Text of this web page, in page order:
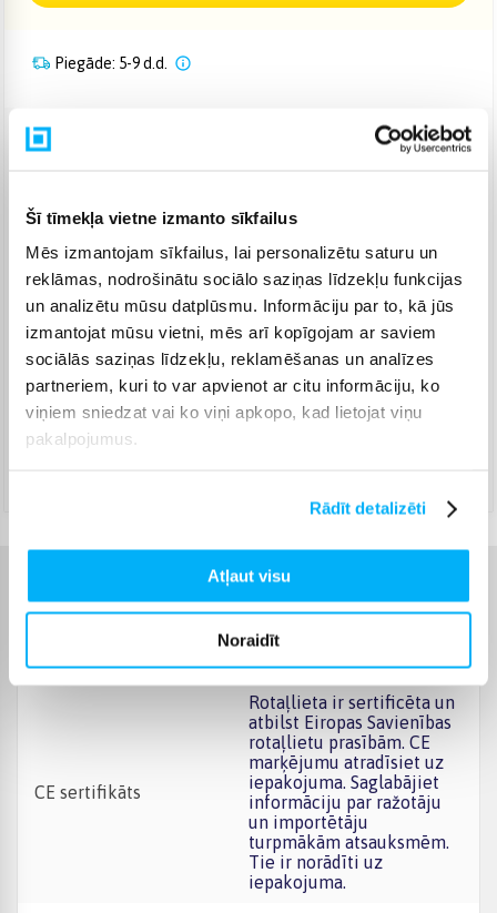
Šī tīmekļa vietne izmanto sīkfailus
Mēs izmantojam sīkfailus, lai personalizētu saturu un
reklāmas, nodrošinātu sociālo saziņas līdzekļu funkcijas
un analizētu mūsu datplūsmu. Informāciju par to, kā jūs
izmantojat mūsu vietni, mēs arī kopīgojam ar saviem
sociālās saziņas līdzekļu, reklamēšanas un analīzes
partneriem, kuri to var apvienot ar citu informāciju, ko
viņiem sniedzat vai ko viņi apkopo, kad lietojat viņu
pakalpojumus.
Rādīt detalizēti
Atļaut visu
Noraidīt
Piegāde: 5-9 d.d.
Venipak Kurjers (4,99 €)
Augusts 14d. - Augusts 20d.
Omniva pakomāts (3,99 € )
Augusts 14d. - Augusts 20d.
Smartposti pakomāts
Augusts 14d. - Augusts 20d.
DPD pakomāts ( 4,99 €
Augusts 14d. - Augusts 20d.
FLUFFIE STUFFIEZ
CE sertifikāts
Rotaļlieta ir sertificēta un
atbilst Eiropas Savienības
rotaļlietu prasībām. CE
marķējumu atradīsiet uz
iepakojuma. Saglabājiet
informāciju par ražotāju
un importētāju
turpmākām atsauksmēm.
Tie ir norādīti uz
iepakojuma.